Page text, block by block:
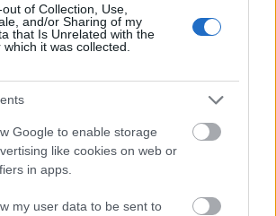
of Collection, Use,
and/or Sharing of my
that Is Unrelated with the
it was collected.
Google to enable storage
like cookies on web or
in apps.
my user data to be sent to